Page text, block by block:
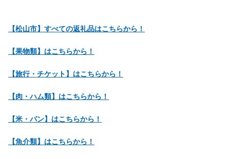
【松山市】すべての返礼品はこちらから！
【果物類】はこちらから！
【旅行・チケット】はこちらから！
【肉・ハム類】はこちらから！
【米・パン】はこちらから！
【魚介類】はこちらから！